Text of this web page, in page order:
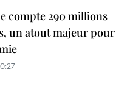
compte 290 millions
un atout majeur pour